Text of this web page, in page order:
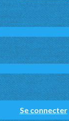
Se connecter